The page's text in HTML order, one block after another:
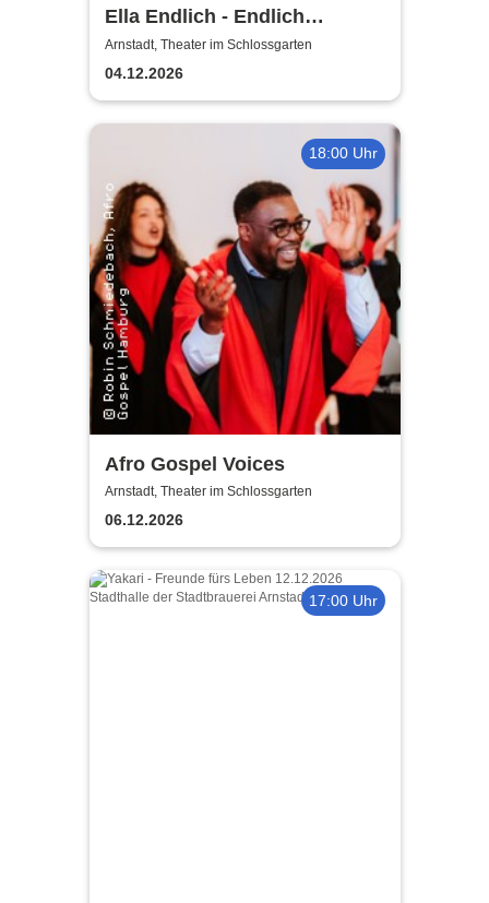
Ella Endlich - Endlich
Weihnachten
Arnstadt, Theater im Schlossgarten
04.12.2026
18:00 Uhr
Afro Gospel Voices
Arnstadt, Theater im Schlossgarten
06.12.2026
17:00 Uhr